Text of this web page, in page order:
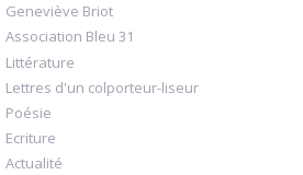
Geneviève Briot
Association Bleu 31
Littérature
Lettres d'un colporteur-liseur
Poésie
Ecriture
Actualité